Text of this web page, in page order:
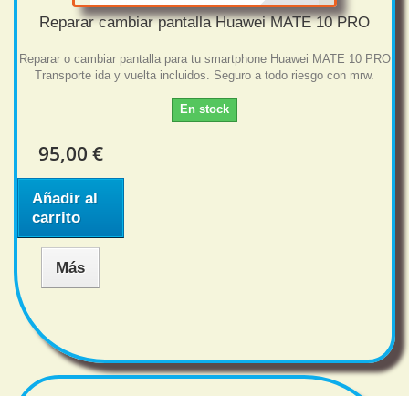
Reparar cambiar pantalla Huawei MATE 10 PRO
Reparar o cambiar pantalla para tu smartphone Huawei MATE 10 PRO
Transporte ida y vuelta incluidos. Seguro a todo riesgo con mrw.
En stock
95,00 €
Añadir al
carrito
Más